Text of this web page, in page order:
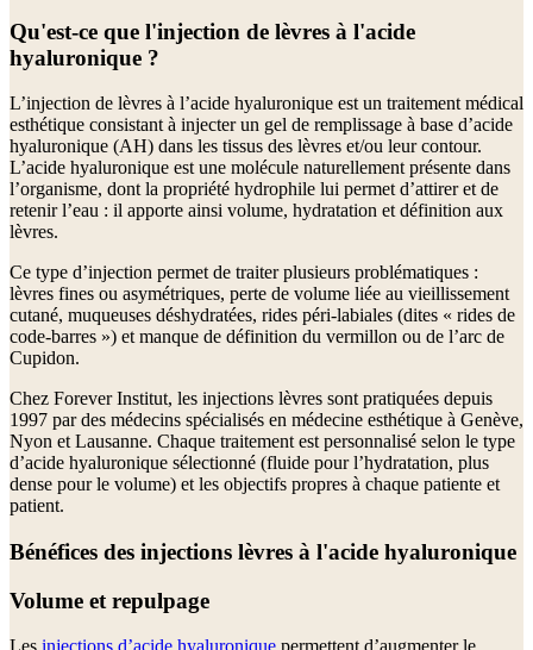
Qu'est-ce que l'injection de lèvres à l'acide
hyaluronique ?
L’injection de lèvres à l’acide hyaluronique est un traitement médical
esthétique consistant à injecter un gel de remplissage à base d’acide
hyaluronique (AH) dans les tissus des lèvres et/ou leur contour.
L’acide hyaluronique est une molécule naturellement présente dans
l’organisme, dont la propriété hydrophile lui permet d’attirer et de
retenir l’eau : il apporte ainsi volume, hydratation et définition aux
lèvres.
Ce type d’injection permet de traiter plusieurs problématiques :
lèvres fines ou asymétriques, perte de volume liée au vieillissement
cutané, muqueuses déshydratées, rides péri-labiales (dites « rides de
code-barres ») et manque de définition du vermillon ou de l’arc de
Cupidon.
Chez Forever Institut, les injections lèvres sont pratiquées depuis
1997 par des médecins spécialisés en médecine esthétique à Genève,
Nyon et Lausanne. Chaque traitement est personnalisé selon le type
d’acide hyaluronique sélectionné (fluide pour l’hydratation, plus
dense pour le volume) et les objectifs propres à chaque patiente et
patient.
Bénéfices des injections lèvres à l'acide hyaluronique
Volume et repulpage